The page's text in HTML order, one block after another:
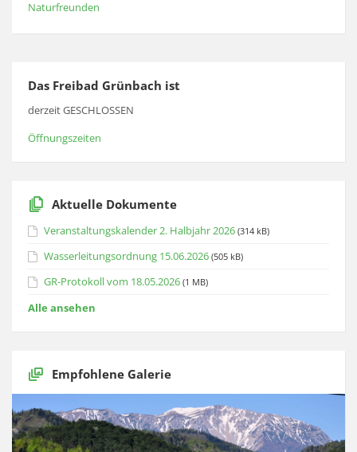
Naturfreunden
Das Freibad Grünbach ist
derzeit GESCHLOSSEN
Öffnungszeiten
Aktuelle Dokumente
Veranstaltungskalender 2. Halbjahr 2026 (314 kB)
Wasserleitungsordnung 15.06.2026 (505 kB)
GR-Protokoll vom 18.05.2026 (1 MB)
Alle ansehen
Empfohlene Galerie